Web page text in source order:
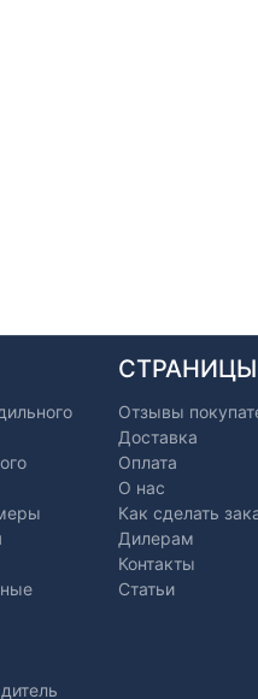
СТРАНИЦЫ
Отзывы
Доставка
Оплата
О нас
Как сделать
Дилерам
Контакты
Статьи